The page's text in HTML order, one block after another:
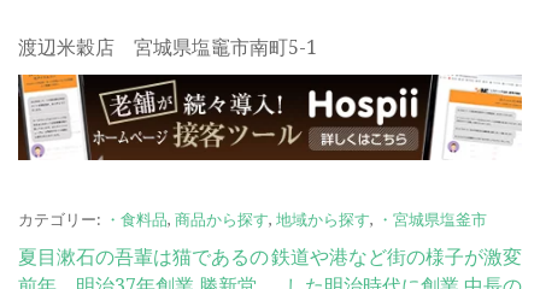
渡辺米穀店 宮城県塩竈市南町5-1
カテゴリー: ・食料品, 商品から探す, 地域から探す, ・宮城県塩釜市
投
夏目漱石の吾輩は猫であるの鉄道や港など街の様子が激変